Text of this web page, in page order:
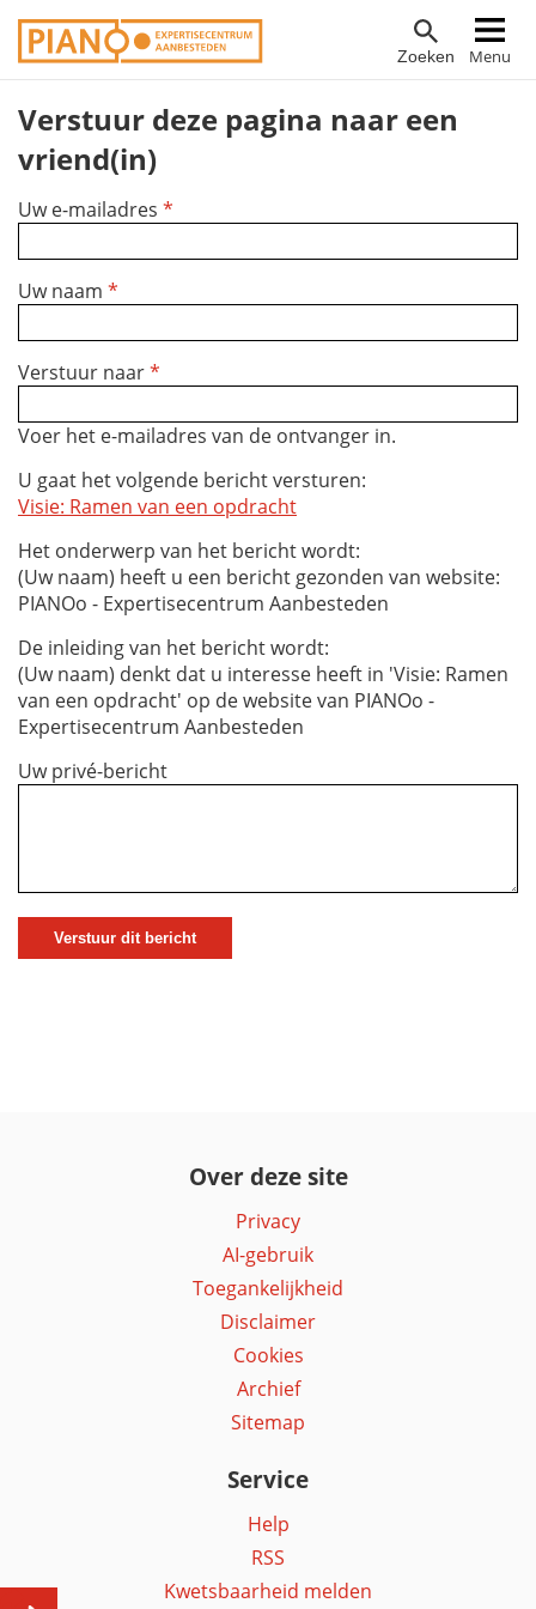
Overslaan
en
de
inhoud
gaan
Zoeken Menu
Hoofdnavigatie
Verstuur deze pagina naar een
vriend(in)
Uw e-mailadres *
Uw naam *
Verstuur naar*
Voer het e-mailadres van de ontvanger in.
U gaat het volgende bericht versturen:
Visie: Ramen van een opdracht
Het onderwerp van het bericht wordt:
(Uw naam) heeft u een bericht gezonden van website:
PIANOo - Expertisecentrum Aanbesteden
De inleiding van het bericht wordt:
(Uw naam) denkt dat u interesse heeft in 'Visie: Ramen
van een opdracht' op de website van PIANOo -
Expertisecentrum Aanbesteden
Uw privé-bericht
Over deze site
Privacy
AI-gebruik
Toegankelijkheid
Disclaimer
Cookies
Archief
Sitemap
Service
Help
RSS
Kwetsbaarheid melden